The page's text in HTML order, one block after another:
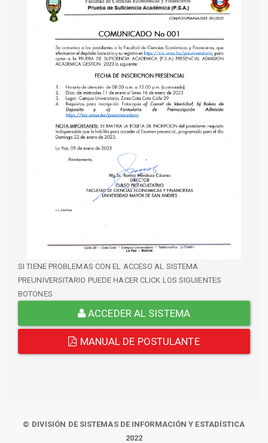
SI TIENE PROBLEMAS CON EL ACCESO AL SISTEMA
PREUNIVERSITARIO PUEDE HACER CLICK LOS SIGUIENTES
BOTONES
ACCEDER AL SISTEMA
MANUAL DE POSTULANTE
© DIVISIÓN DE SISTEMAS DE INFORMACIÓN Y ESTADÍSTICA
2022